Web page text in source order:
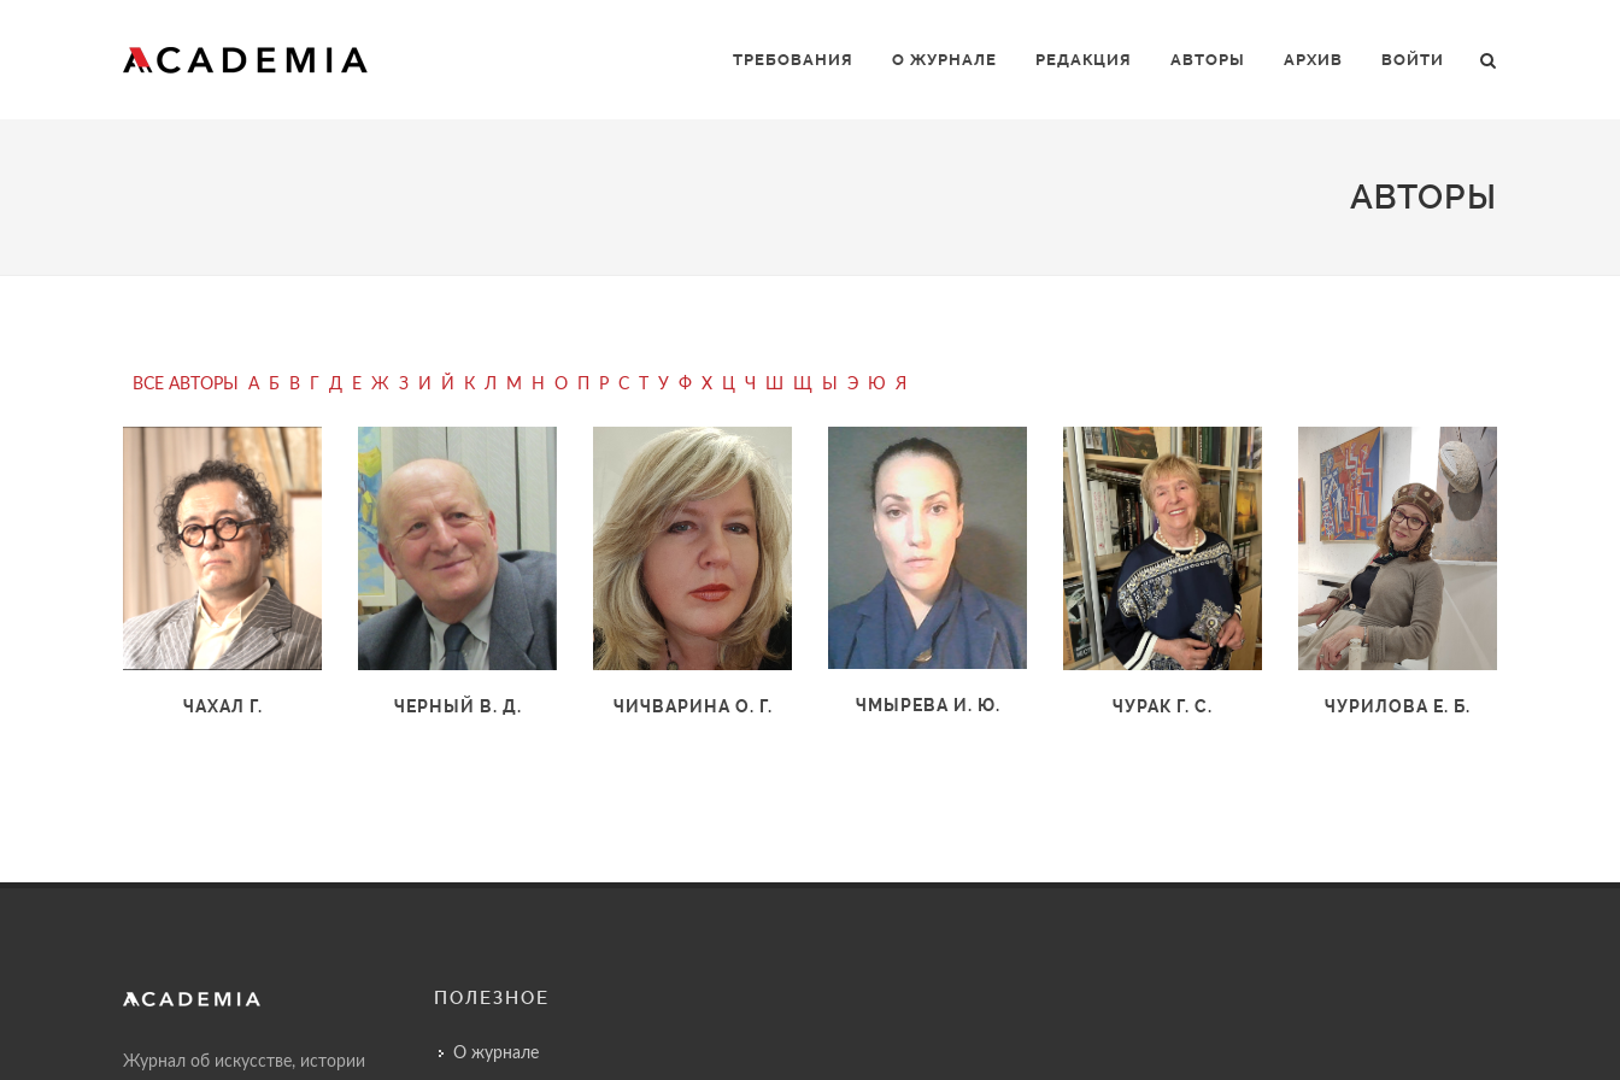
ТРЕБОВАНИЯ О ЖУРНАЛЕ РЕДАКЦИЯ АВТОРЫ АРХИВ ВОЙТИ
АВТОРЫ
ВСЕ АВТОРЫ А Б В Д Е Ж З И Й К Л М Н О Р С У Ф Х Ц Ч Ш Щ Ы Э Ю Я
ЧАХАЛ Г. ЧЕРНЫЙ В. Д. ЧИЧВАРИНА О. Г. ЧМЫРЕВА И. Ю. ЧУРАК Г. С. ЧУРИЛОВА Е. Б.
Журнал об искусстве, истории
ПОЛЕЗНОЕ
О журнале